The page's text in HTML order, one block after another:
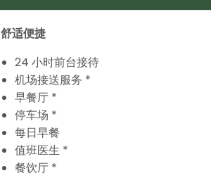
舒适便捷
24 小时前台接待
机场接送服务 *
早餐厅 *
停车场 *
每日早餐
值班医生 *
餐饮厅 *